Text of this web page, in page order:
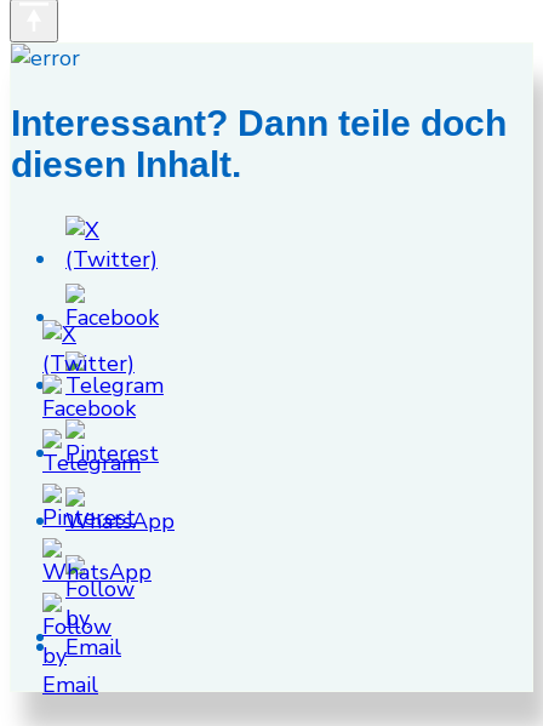
Interessant? Dann teile doch
diesen Inhalt.